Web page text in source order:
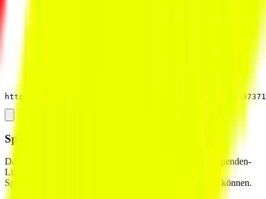
https://einkaufen.gooding.de/husumer-seglerverein-37371
Spenden-Link von
Das Spenden an
über den nachfolgenden Spenden-
Link ist sicher und transparent. Alle Spender erhalten eine
Spendenbescheinigung, die sie steuerlich geltend machen können.